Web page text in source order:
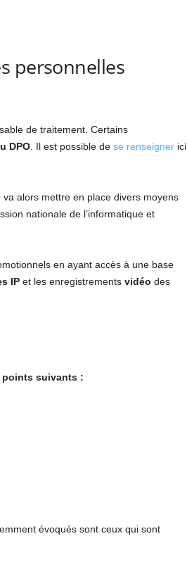
personnelles
de traitement. Certains
DPO. Il est possible de se renseignerici
alors mettre en place divers moyens
nationale de l’informatique et
en ayant accès à une base
IPet les enregistrements vidéo des
points suivants :
évoqués sont ceux qui sont